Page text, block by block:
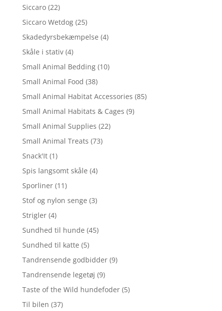
Siccaro (22)
Siccaro Wetdog (25)
Skadedyrsbekæmpelse (4)
Skåle i stativ (4)
Small Animal Bedding (10)
Small Animal Food (38)
Small Animal Habitat Accessories (85)
Small Animal Habitats & Cages (9)
Small Animal Supplies (22)
Small Animal Treats (73)
Snack'It (1)
Spis langsomt skåle (4)
Sporliner (11)
Stof og nylon senge (3)
Strigler (4)
Sundhed til hunde (45)
Sundhed til katte (5)
Tandrensende godbidder (9)
Tandrensende legetøj (9)
Taste of the Wild hundefoder (5)
Til bilen (37)